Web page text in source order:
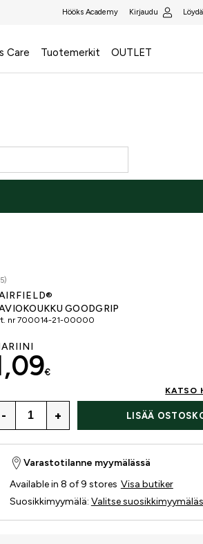
Hööks Academy Kirjaudu
Care Tuotemerkit OUTLET
GOODGRIP
nr 700014-21-00000
€
KATSO
- + LISÄÄ
Varastotilanne myymälässä
Available in 8 of 9 stores Visa butiker
Suosikkimyymälä: Valitse